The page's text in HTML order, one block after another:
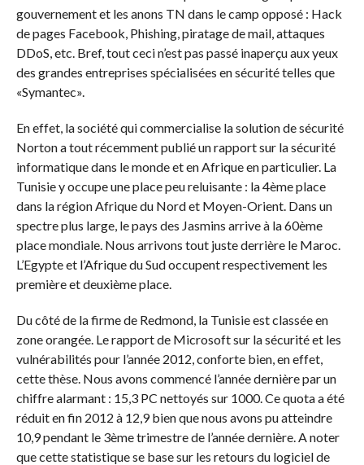
gouvernement et les anons TN dans le camp opposé: Hack
de pages Facebook, Phishing, piratage de mail, attaques
DDoS, etc. Bref, tout ceci n’est pas passéinaperçu aux yeux
des grandes entreprises spécialisées en sécurité telles que
«Symantec».
En effet, la société qui commercialise la solution de sécurité
Norton a tout récemment publié un rapport sur la sécurité
informatique dans le monde et en Afrique en particulier. La
Tunisie y occupe une place peu reluisante : la 4ème place
dans la région Afrique du Nord et Moyen-Orient. Dans un
spectre plus large, le pays des Jasmins arrive à la 60ème
place mondiale. Nous arrivons tout juste derrière le Maroc.
L’Egypte et l’Afrique du Sud occupent respectivement les
première et deuxième place.
Du côté de la firme de Redmond, la Tunisie est classée en
zone orangée. Le rapport de Microsoft sur la sécurité et les
vulnérabilités pour l’année 2012, conforte bien, en effet,
cette thèse. Nous avons commencé l’année dernière par un
chiffre alarmant : 15,3 PC nettoyés sur 1000. Ce quota a été
réduit en fin 2012 à 12,9 bien que nous avons pu atteindre
10,9 pendant le 3ème trimestre de l’année dernière. A noter
que cette statistique se base sur les retours du logiciel de